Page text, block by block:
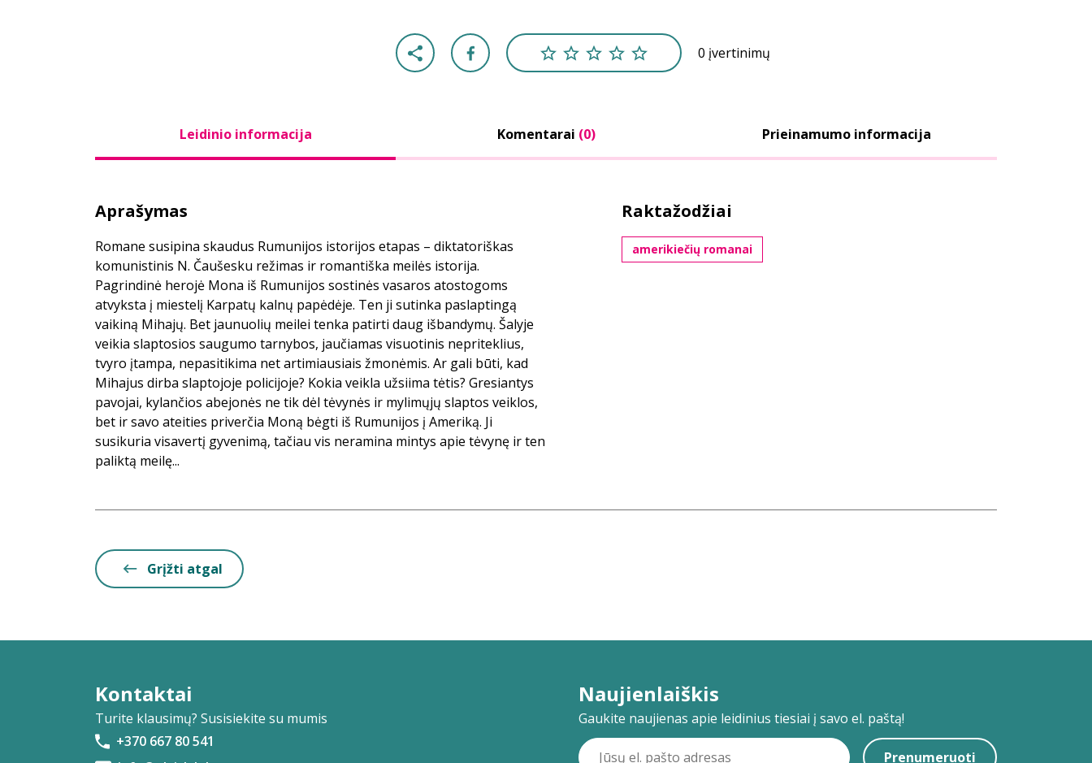
0 įvertinimų
Leidinio informacija Komentarai (0) Prieinamumo informacija
Aprašymas
Romane susipina skaudus Rumunijos istorijos etapas – diktatoriškas
komunistinis N. Čaušesku režimas ir romantiška meilės istorija.
Pagrindinė herojė Mona iš Rumunijos sostinės vasaros atostogoms
atvyksta į miestelį Karpatų kalnų papėdėje. Ten ji sutinka paslaptingą
vaikiną Mihajų. Bet jaunuolių meilei tenka patirti daug išbandymų. Šalyje
veikia slaptosios saugumo tarnybos, jaučiamas visuotinis nepriteklius,
tvyro įtampa, nepasitikima net artimiausiais žmonėmis. Ar gali būti, kad
Mihajus dirba slaptojoje policijoje? Kokia veikla užsiima tėtis? Gresiantys
pavojai, kylančios abejonės ne tik dėl tėvynės ir mylimųjų slaptos veiklos,
bet ir savo ateities priverčia Moną bėgti iš Rumunijos į Ameriką. Ji
susikuria visavertį gyvenimą, tačiau vis neramina mintys apie tėvynę ir ten
paliktą meilę...
Raktažodžiai
amerikiečių romanai
Grįžti atgal
Kontaktai
Turite klausimų? Susisiekite su mumis
+370 667 80 541
Naujienlaiškis
Gaukite naujienas apie leidinius tiesiai į savo el. paštą!
Prenumeruoti